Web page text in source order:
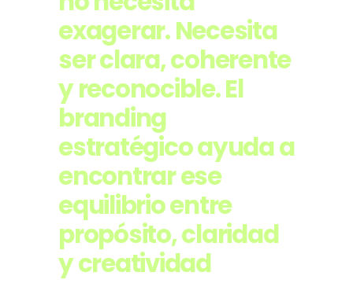
exagerar. Necesita
ser clara, coherente
y reconocible. El
branding
estratégico ayuda a
encontrar ese
equilibrio entre
propósito, claridad
y creatividad